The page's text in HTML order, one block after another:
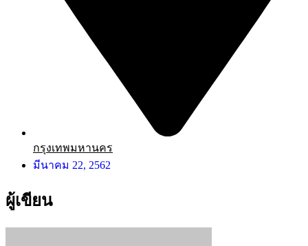
กรุงเทพมหานคร
มีนาคม 22, 2562
ผู้เขียน